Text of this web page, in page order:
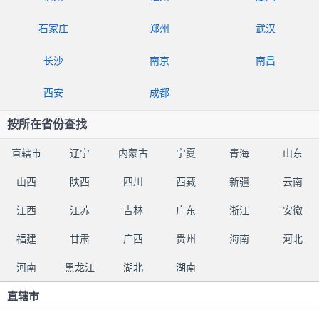
石家庄 郑州 武汉
长沙 南京 南昌
西安 成都
按所在省份查找
直辖市 辽宁 内蒙古 宁夏 青海 山东
山西 陕西 四川 西藏 新疆 云南
江西 江苏 吉林 广东 浙江 安徽
福建 甘肃 广西 贵州 海南 河北
河南 黑龙江 湖北 湖南
直辖市